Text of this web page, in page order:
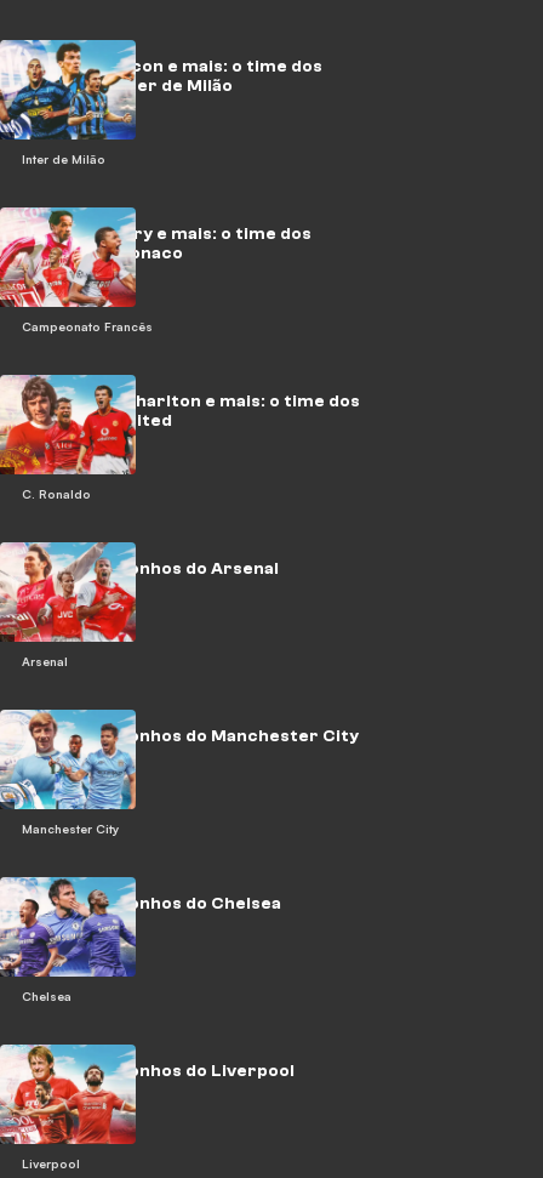
Inter de Milão
Ronaldo, Maicon e mais: o time dos
sonhos da Inter de Milão
Campeonato Francês
Mbappé, Henry e mais: o time dos
sonhos do Monaco
C. Ronaldo
C. Ronaldo, Charlton e mais: o time dos
sonhos do United
Arsenal
O time dos sonhos do Arsenal
Manchester City
O time dos sonhos do Manchester City
Chelsea
O time dos sonhos do Chelsea
Liverpool
O time dos sonhos do Liverpool